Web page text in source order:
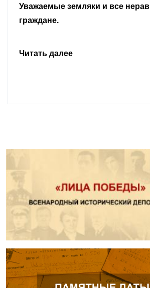
Уважаемые земляки и все
граждане.
Читать далее